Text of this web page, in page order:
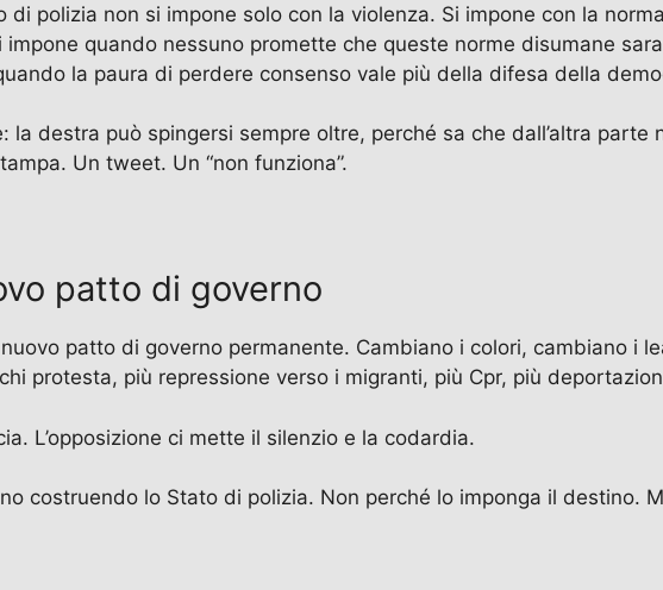
polizia non si impone solo con la violenza. Si impone con la
impone quando nessuno promette che queste norme disumane
la paura di perdere consenso vale più della difesa della
la destra può spingersi sempre oltre, perché sa che dall’altra
Un tweet. Un “non funziona”.
patto di governo
patto di governo permanente. Cambiano i colori, cambiano i
protesta, più repressione verso i migranti, più Cpr, più
L’opposizione ci mette il silenzio e la codardia.
costruendo lo Stato di polizia. Non perché lo imponga il destino.